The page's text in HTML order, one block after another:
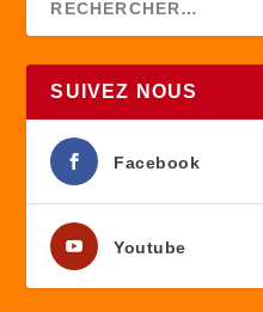
SUIVEZ NOUS
Facebook
Youtube